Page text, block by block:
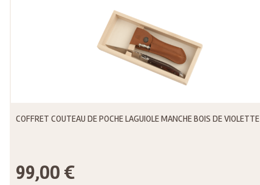
COFFRET COUTEAU DE POCHE LAGUIOLE MANCHE BOIS DE VIOLETTE
99,00 €